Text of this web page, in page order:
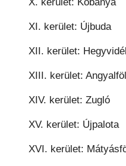
XI. kerület: Újbuda
XII. kerület:
XIII. kerület:
XIV. kerület: Zugló
XV. kerület: Újpalota
XVI. kerület: